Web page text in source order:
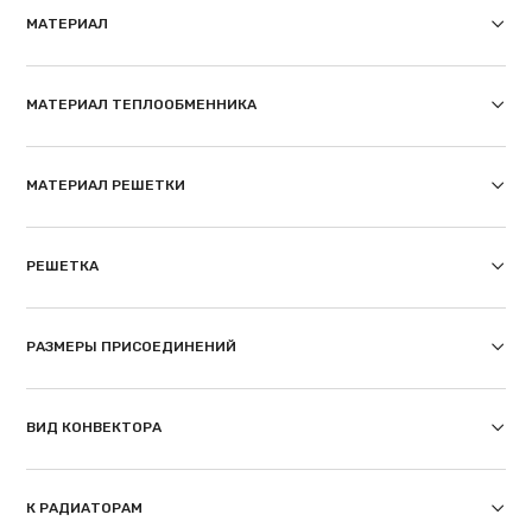
МАТЕРИАЛ
МАТЕРИАЛ ТЕПЛООБМЕННИКА
МАТЕРИАЛ РЕШЕТКИ
РЕШЕТКА
РАЗМЕРЫ ПРИСОЕДИНЕНИЙ
ВИД КОНВЕКТОРА
К РАДИАТОРАМ